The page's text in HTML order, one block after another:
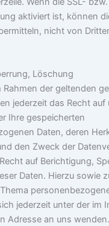
aktiviert ist, können
nicht von
Löschung
Rahmen der geltenden
jederzeit das Recht
Ihre gespeicherten
Daten, deren
den Zweck der
auf Berichtigung,
Daten. Hierzu sowie
jederzeit unter der im
Adresse an uns wenden.